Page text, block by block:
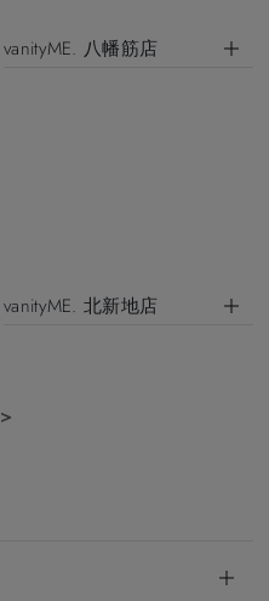
vanityME. 八幡筋店
vanityME. 北新地店
>